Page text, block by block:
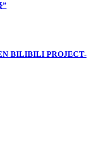
”
BILIBILI PROJECT-